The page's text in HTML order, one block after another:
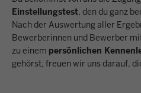
Einstellungstest, den du ganz
Nach der Auswertung aller
Bewerberinnen und Bewerber
zu einem persönlichen
gehörst, freuen wir uns darauf,